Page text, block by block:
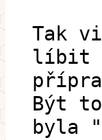
Tak
líbit
Být
byla